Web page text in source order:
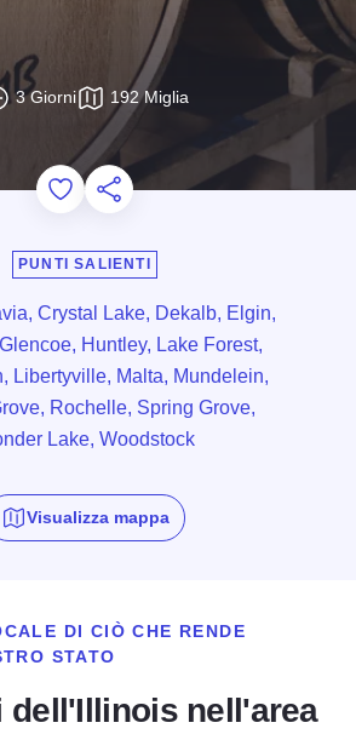
3 Giorni 192 Miglia
Add to Favorites
Condividi questa pagina
PUNTI SALIENTI
Crystal Lake, Dekalb, Elgin,
Huntley, Lake Forest,
Libertyville, Malta, Mundelein,
Rochelle, Spring Grove,
Lake, Woodstock
Visualizza mappa
DI CIÒ CHE RENDE
STATO
dell'Illinois nell'area